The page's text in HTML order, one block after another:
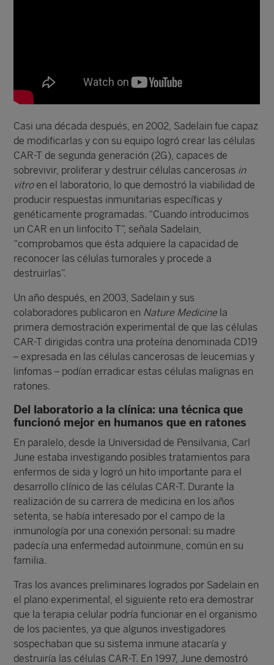
Casi una década después, en 2002, Sadelain fue capaz
de modificarlas y con su equipo logró crear las células
CAR-T de segunda generación (2G), capaces de
sobrevivir, proliferar y destruir células cancerosas in
vitroen el laboratorio, lo que demostró la viabilidad de
producir respuestas inmunitarias específicas y
genéticamente programadas. “Cuando introducimos
un CAR en un linfocito T”, señala Sadelain,
“comprobamos que ésta adquiere la capacidad de
reconocer las células tumorales y procede a
destruirlas”.
Un año después, en 2003, Sadelain y sus
colaboradores publicaron en Nature Medicine la
primera demostración experimental de que las células
CAR-T dirigidas contra una proteína denominada CD19
– expresada en las células cancerosas de leucemias y
linfomas – podían erradicar estas células malignas en
ratones.
Del laboratorio a la clínica: una técnica que
funcionó mejor en humanos que en ratones
En paralelo, desde la Universidad de Pensilvania, Carl
June estaba investigando posibles tratamientos para
enfermos de sida y logró un hito importante para el
desarrollo clínico de las células CAR-T. Durante la
realización de su carrera de medicina en los años
setenta, se había interesado por el campo de la
inmunología por una conexión personal: su madre
padecía una enfermedad autoinmune, común en su
familia.
Tras los avances preliminares logrados por Sadelain en
el plano experimental, el siguiente reto era demostrar
que la terapia celular podría funcionar en el organismo
de los pacientes, ya que algunos investigadores
sospechaban que su sistema inmune atacaría y
destruiría las células CAR-T. En 1997, June demostró